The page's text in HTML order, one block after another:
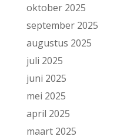
oktober 2025
september 2025
augustus 2025
juli 2025
juni 2025
mei 2025
april 2025
maart 2025